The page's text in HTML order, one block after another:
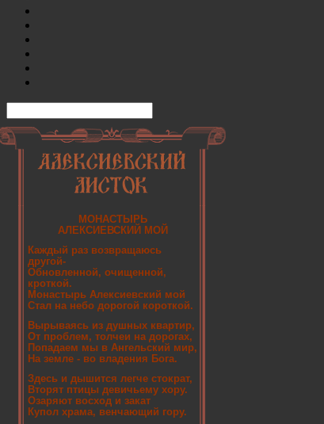
МОНАСТЫРЬ
АЛЕКСИЕВСКИЙ МОЙ
Каждый раз возвращаюсь
другой-
Обновленной, очищенной,
кроткой.
Монастырь Алексиевский мой
Стал на небо дорогой короткой.
Вырываясь из душных квартир,
От проблем, толчеи на дорогах,
Попадаем мы в Ангельский мир,
На земле - во владения Бога.
Здесь и дышится легче стократ,
Вторят птицы девичьему хору.
Озаряют восход и закат
Купол храма, венчающий гору.